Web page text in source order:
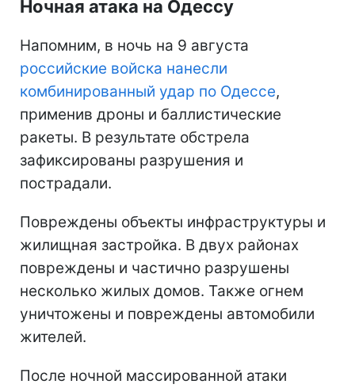
Ночная атака на Одессу
Напомним, в ночь на 9 августа
российские войска нанесли
комбинированный удар по Одессе,
применив дроны и баллистические
ракеты. В результате обстрела
зафиксированы разрушения и
пострадали.
Повреждены объекты инфраструктуры и
жилищная застройка. В двух районах
повреждены и частично разрушены
несколько жилых домов. Также огнем
уничтожены и повреждены автомобили
жителей.
После ночной массированной атаки